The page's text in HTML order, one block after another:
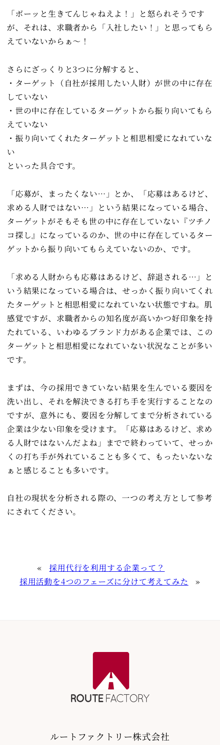
「ボーッと生きてんじゃねえよ！」と怒られそうです
が、それは、求職者から「入社したい！」と思ってもら
えていないからぁ～！
さらにざっくりと3つに分解すると、
・ターゲット（自社が採用したい人財）が世の中に存在
していない
・世の中に存在しているターゲットから振り向いてもら
えていない
・振り向いてくれたターゲットと相思相愛になれていな
い
といった具合です。
「応募が、まったくない…」とか、「応募はあるけど、
求める人財ではない…」という結果になっている場合、
ターゲットがそもそも世の中に存在していない『ツチノ
コ探し』になっているのか、世の中に存在しているター
ゲットから振り向いてもらえていないのか、です。
「求める人財からも応募はあるけど、辞退される…」と
いう結果になっている場合は、せっかく振り向いてくれ
たターゲットと相思相愛になれていない状態ですね。肌
感覚ですが、求職者からの知名度が高いかつ好印象を持
たれている、いわゆるブランド力がある企業では、この
ターゲットと相思相愛になれていない状況なことが多い
です。
まずは、今の採用できていない結果を生んでいる要因を
洗い出し、それを解決できる打ち手を実行することなの
ですが、意外にも、要因を分解してまで分析されている
企業は少ない印象を受けます。「応募はあるけど、求め
る人財ではないんだよね」までで終わっていて、せっか
くの打ち手が外れていることも多くて、もったいないな
ぁと感じることも多いです。
自社の現状を分析される際の、一つの考え方として参考
にされてください。
«
採用代行を利用する企業って？
採用活動を4つのフェーズに分けて考えてみた
»
ルートファクトリー株式会社